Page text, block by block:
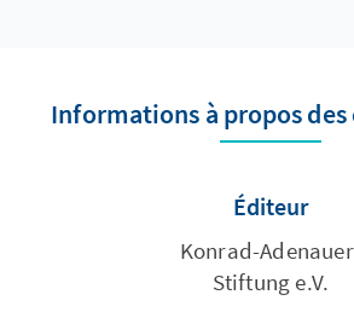
Informations à propos
Éditeur
Konrad-
Stiftung e.V.